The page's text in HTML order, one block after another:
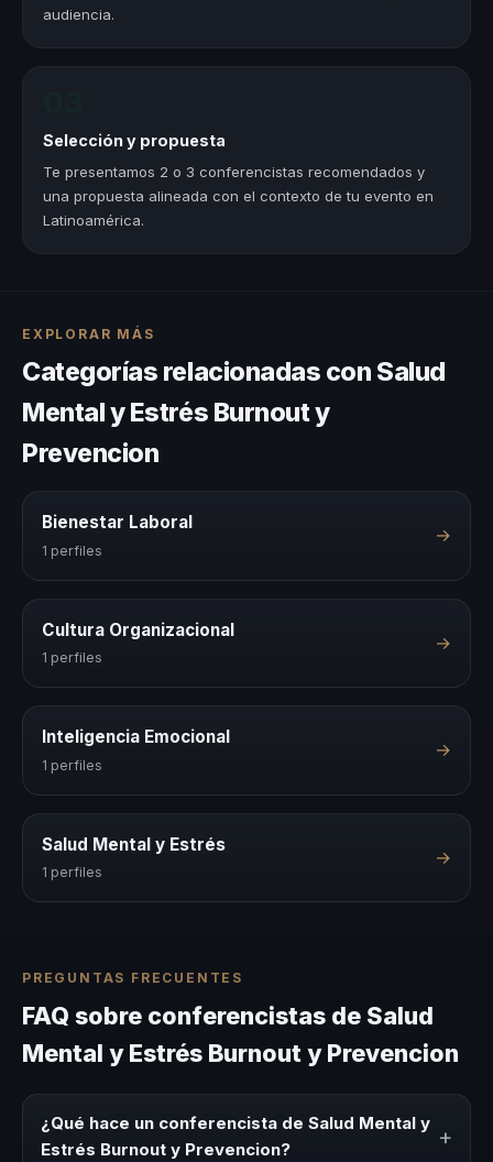
audiencia.
Selección y propuesta
Te presentamos 2 o 3 conferencistas recomendados y
una propuesta alineada con el contexto de tu evento en
Latinoamérica.
EXPLORAR MÁS
Categorías relacionadas con Salud
Mental y Estrés Burnout y
Prevencion
Bienestar Laboral
1 perfiles
→
Cultura Organizacional
1 perfiles
→
Inteligencia Emocional
1 perfiles
→
Salud Mental y Estrés
1 perfiles
→
PREGUNTAS FRECUENTES
FAQ sobre conferencistas de Salud
Mental y Estrés Burnout y Prevencion
¿Qué hace un conferencista de Salud Mental y
Estrés Burnout y Prevencion?
+